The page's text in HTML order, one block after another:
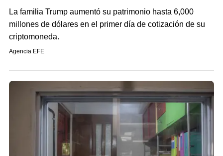
La familia Trump aumentó su patrimonio hasta 6,000
millones de dólares en el primer día de cotización de su
criptomoneda.
Agencia EFE